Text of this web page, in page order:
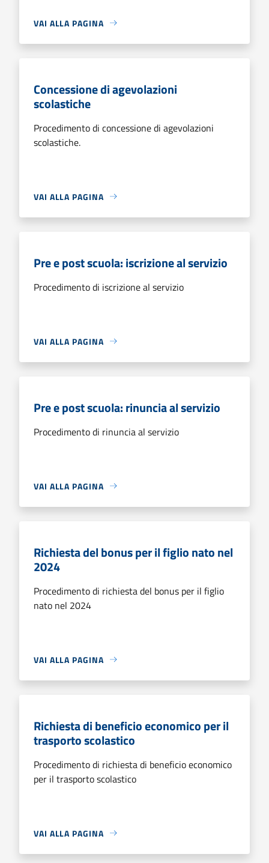
VAI ALLA PAGINA
Concessione di agevolazioni
scolastiche
Procedimento di concessione di agevolazioni
scolastiche.
VAI ALLA PAGINA
Pre e post scuola: iscrizione al servizio
Procedimento di iscrizione al servizio
VAI ALLA PAGINA
Pre e post scuola: rinuncia al servizio
Procedimento di rinuncia al servizio
VAI ALLA PAGINA
Richiesta del bonus per il figlio nato nel
2024
Procedimento di richiesta del bonus per il figlio
nato nel 2024
VAI ALLA PAGINA
Richiesta di beneficio economico per il
trasporto scolastico
Procedimento di richiesta di beneficio economico
per il trasporto scolastico
VAI ALLA PAGINA